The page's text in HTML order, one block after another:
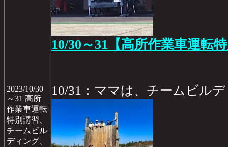
2023/10/30
～31 高所
作業車運転
特別講習、
チームビル
ディング、
10/30～31【高所作業車運転
10/31：ママは、チームビル